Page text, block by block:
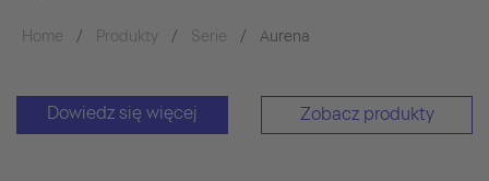
Accept
Home Produkty Serie Aurena
Dowiedz się więcej Zobacz produkty